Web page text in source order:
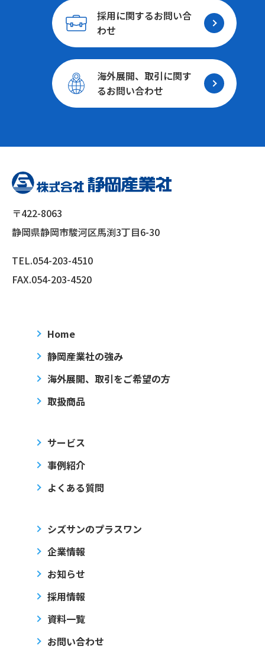
採用に関するお問い合
わせ
海外展開、取引に関す
るお問い合わせ
〒422-8063
静岡県静岡市駿河区馬渕3丁目6-30
TEL.054-203-4510
FAX.054-203-4520
Home
静岡産業社の強み
海外展開、取引をご希望の方
取扱商品
サービス
事例紹介
よくある質問
シズサンのプラスワン
企業情報
お知らせ
採用情報
資料一覧
お問い合わせ